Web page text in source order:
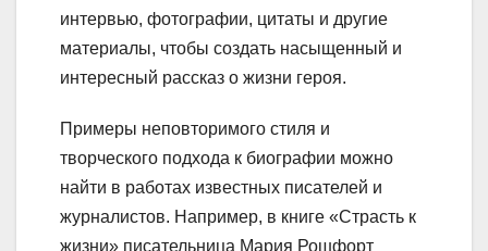
интервью, фотографии, цитаты и другие
материалы, чтобы создать насыщенный и
интересный рассказ о жизни героя.
Примеры неповторимого стиля и
творческого подхода к биографии можно
найти в работах известных писателей и
журналистов. Например, в книге «Страсть к
жизни» писательница Мария Рошфорт